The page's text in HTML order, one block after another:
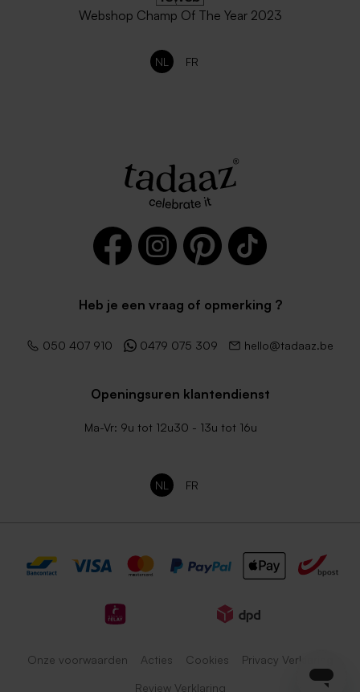
Webshop Champ Of The Year 2023
NL FR
Heb je een vraag of opmerking ?
050 407 910 0479 075 309 hello@tadaaz.be
Openingsuren klantendienst
Ma-Vr: 9u tot 12u30 - 13u tot 16u
NL FR
Onze voorwaarden Acties Cookies Privacy Verklaring
Review Verklaring